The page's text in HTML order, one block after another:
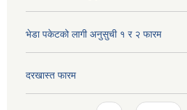
भेडा पकेटको लागी अनुसुची १ र २ फारम
दरखास्त फारम